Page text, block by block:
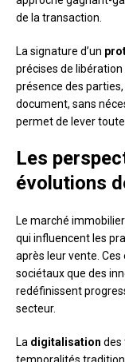
de la transaction.
La signature d’un
précises de
présence des
document, sans
permet de lever
Les
évolutions
Le marché
qui influencent les
après leur vente.
sociétaux que des
redéfinissent
secteur.
La digitalisation des